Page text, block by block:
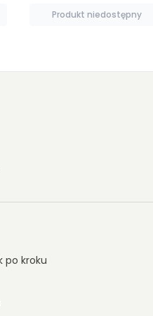
Dodaj do koszyka
po kroku